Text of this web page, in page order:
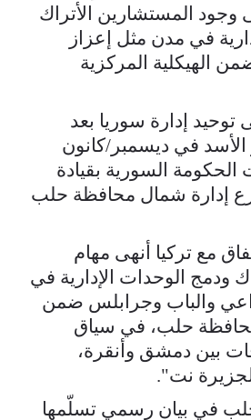
وجود المستشارين الأتراك
في مدن مثل إعزاز
الهيكلية المركزية
إدارة سوريا بعد
في ديسمبر/كانون
تسلمت الحكومة السورية بقيادة
إدارة شمال محافظة حلب
مع تركيا أنهى مهام
ودمج الوحدات الإدارية في
والباب وجرابلس ضمن
لمحافظة حلب، في سياق
بين دمشق وأنقرة،
نت".
في بيان رسمي تسلّمها